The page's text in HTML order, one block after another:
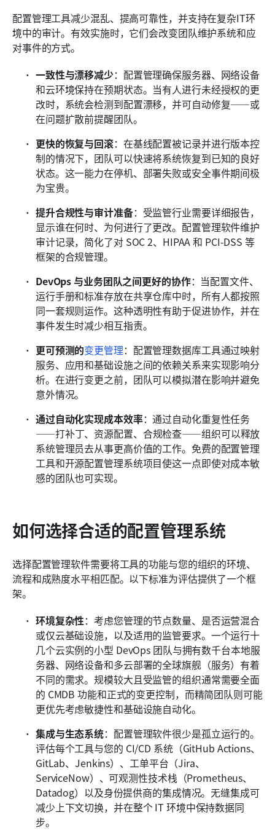
配置管理工具减少混乱、提高可靠性，并支持在复杂IT环
境中的审计。有效实施时，它们会改变团队维护系统和应
对事件的方式。
一致性与漂移减少：配置管理确保服务器、网络设备
和云环境保持在预期状态。当有人进行未经授权的更
改时，系统会检测到配置漂移，并可自动修复——或
在问题扩散前提醒团队。
更快的恢复与回滚：在基线配置被记录并进行版本控
制的情况下，团队可以快速将系统恢复到已知的良好
状态。这一能力在停机、部署失败或安全事件期间极
为宝贵。
提升合规性与审计准备：受监管行业需要详细报告，
显示谁在何时、为何进行了更改。配置管理软件维护
审计记录，简化了对 SOC 2、HIPAA 和 PCI-DSS 等
框架的合规管理。
DevOps 与业务团队之间更好的协作：当配置文件、
运行手册和标准存放在共享仓库中时，所有人都按照
同一套规则运作。这种透明性有助于促进协作，并在
事件发生时减少相互指责。
更可预测的变更管理：配置管理数据库工具通过映射
服务、应用和基础设施之间的依赖关系来实现影响分
析。在进行变更之前，团队可以模拟潜在影响并避免
意外情况。
通过自动化实现成本效率：通过自动化重复性任务
——打补丁、资源配置、合规检查——组织可以释放
系统管理员去从事更高价值的工作。免费的配置管理
工具和开源配置管理系统项目使这一点即使对成本敏
感的团队也可实现。
如何选择合适的配置管理系统
选择配置管理软件需要将工具的功能与您的组织的环境、
流程和成熟度水平相匹配。以下标准为评估提供了一个框
架。
环境复杂性：考虑您管理的节点数量、是否运营混合
或仅云基础设施，以及适用的监管要求。一个运行十
几个云实例的小型 DevOps 团队与拥有数千台本地服
务器、网络设备和多云部署的全球旗舰（服务）有着
不同的需求。规模较大且受监管的组织通常需要全面
的 CMDB 功能和正式的变更控制，而精简团队则可能
更优先考虑敏捷性和基础设施自动化。
集成与生态系统：配置管理软件很少是孤立运行的。
评估每个工具与您的 CI/CD 系统（GitHub Actions、
GitLab、Jenkins）、工单平台（Jira、
ServiceNow）、可观测性技术栈（Prometheus、
Datadog）以及身份提供商的集成情况。无缝集成可
减少上下文切换，并在整个 IT 环境中保持数据同
步。